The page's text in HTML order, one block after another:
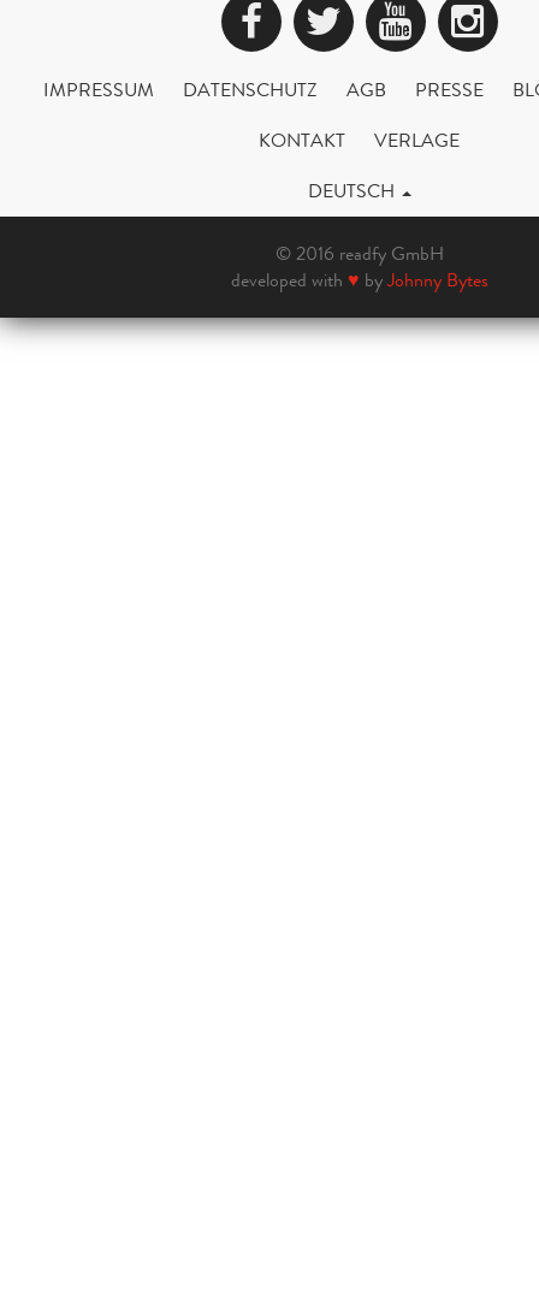
Facebook
Twitter
IMPRESSUM DATENSCHUTZ AGB PRESSE
KONTAKT
VERLAGE
DEUTSCH
© 2016 readfy GmbH
developed with ♥ byJohnny Bytes